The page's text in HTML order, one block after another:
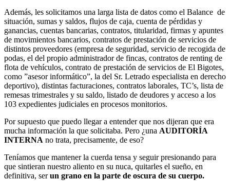
Además, les solicitamos una larga lista de datos como el Balance de
situación, sumas y saldos, flujos de caja, cuenta de pérdidas y
ganancias, cuentas bancarias, contratos, titularidad, firmas y apuntes
de movimientos bancarios, contratos de prestación de servicios de
distintos proveedores (empresa de seguridad, servicio de recogida de
podas, el del propio administrador de fincas, contratos de renting de
flota de vehículos, contrato de prestación de servicios de El Bigotes,
como ”asesor informático”, la del Sr. Letrado especialista en derecho
deportivo), distintas facturaciones, contratos laborales, TC’s, lista de
remesas trimestrales y su saldo, listado de deudores y acceso a los
103 expedientes judiciales en procesos monitorios.
Por supuesto que puedo llegar a entender que nos dijeran que era
mucha información la que solicitaba. Pero ¿una AUDITORÍA
INTERNA no trata, precisamente, de eso?
Teníamos que mantener la cuerda tensa y seguir presionando para
que sintieran nuestro aliento en su nuca, quitarles el sueño, en
definitiva, serun grano en la parte de oscura de su cuerpo.